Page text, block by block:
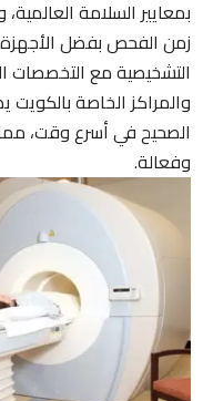
بمعايير السلامة العالمية،
زمن الفحص بفضل الأجهزة
التشخيصية مع التخصصات
والمراكز الخاصة
الصحيح في أسرع وقت، مما
وفعالة.